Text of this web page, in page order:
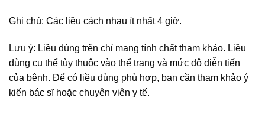
Ghi chú: Các liều cách nhau ít nhất 4 giờ.
Lưu ý: Liều dùng trên chỉ mang tính chất tham khảo. Liều
dùng cụ thể tùy thuộc vào thể trạng và mức độ diễn tiến
của bệnh. Để có liều dùng phù hợp, bạn cần tham khảo ý
kiến bác sĩ hoặc chuyên viên y tế.